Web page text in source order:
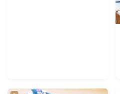
ソース・ドレッシング・たれ・デ
その他食材